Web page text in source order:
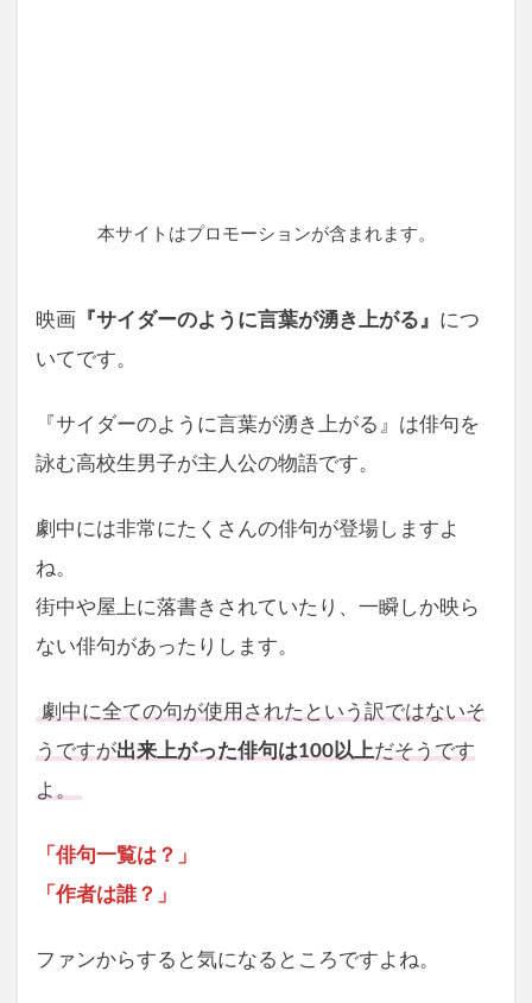
本サイトはプロモーションが含まれます。
映画 『サイダーのように言葉が湧き上がる』 につ
いてです。
『サイダーのように言葉が湧き上がる』は俳句を
詠む高校生男子が主人公の物語です。
劇中には非常にたくさんの俳句が登場しますよ
ね。
街中や屋上に落書きされていたり、一瞬しか映ら
ない俳句があったりします。
劇中に全ての句が使用されたという訳ではないそ
うですが出来上がった俳句は100以上だそうです
よ。
「俳句一覧は？」
「作者は誰？」
ファンからすると気になるところですよね。